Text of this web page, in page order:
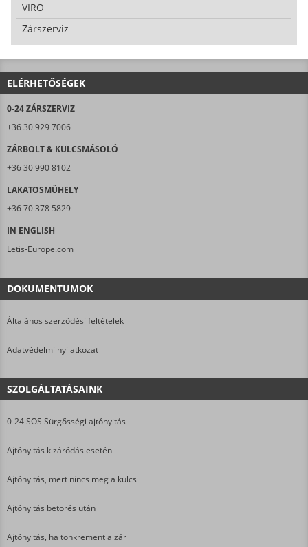
VIRO
Zárszerviz
ELÉRHETŐSÉGEK
0-24 ZÁRSZERVIZ
+36 30 929 7006
ZÁRBOLT & KULCSMÁSOLÓ
+36 30 990 8102
LAKATOSMŰHELY
+36 70 378 5829
IN ENGLISH
Letis-Europe.com
DOKUMENTUMOK
Általános szerződési feltételek
Adatvédelmi nyilatkozat
SZOLGÁLTATÁSAINK
0-24 SOS Sürgősségi ajtónyitás
Ajtónyitás kizáródás esetén
Ajtónyitás, mert nincs meg a kulcs
Ajtónyitás betörés után
Ajtónyitás, ha tönkrement a zár